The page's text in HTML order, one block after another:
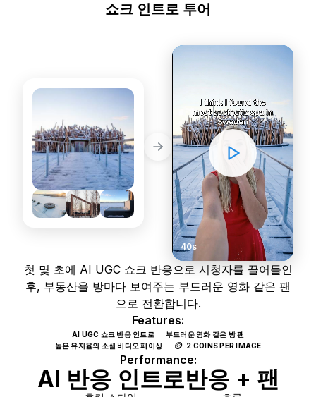
쇼크 인트로 투어
40s
첫 몇 초에 AI UGC 쇼크 반응으로 시청자를 끌어들인
후, 부동산을 방마다 보여주는 부드러운 영화 같은 팬
으로 전환합니다.
Features:
AI UGC 쇼크 반응 인트로
부드러운 영화 같은 방 팬
높은 유지율의 소셜 비디오 페이싱
🪙 2 COINS PER IMAGE
Performance:
AI 반응 인트로반응 + 팬